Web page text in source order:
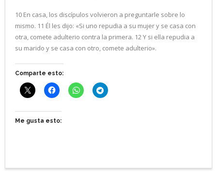
10 En casa, los discípulos volvieron a preguntarle sobre lo
mismo. 11 Él les dijo: «Si uno repudia a su mujer y se casa con
otra, comete adulterio contra la primera. 12 Y si ella repudia a
su marido y se casa con otro, comete adulterio».
Comparte esto:
Me gusta esto: